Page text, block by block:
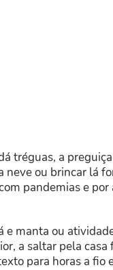
tréguas, a
neve ou brincar lá
pandemias e
manta ou
a saltar pela
para horas a fio